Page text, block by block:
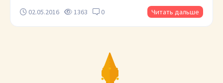
02.05.2016 1363 0 Читать дальше